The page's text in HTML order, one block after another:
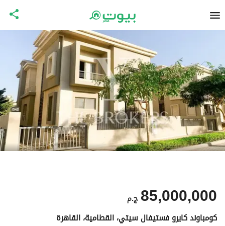
ج.م 85,000,000
كومباوند كايرو فستيفال سيتي، القطامية، القاهرة